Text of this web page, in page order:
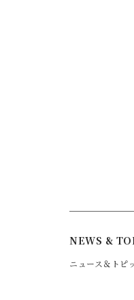
NEWS &
ニュース＆トピ